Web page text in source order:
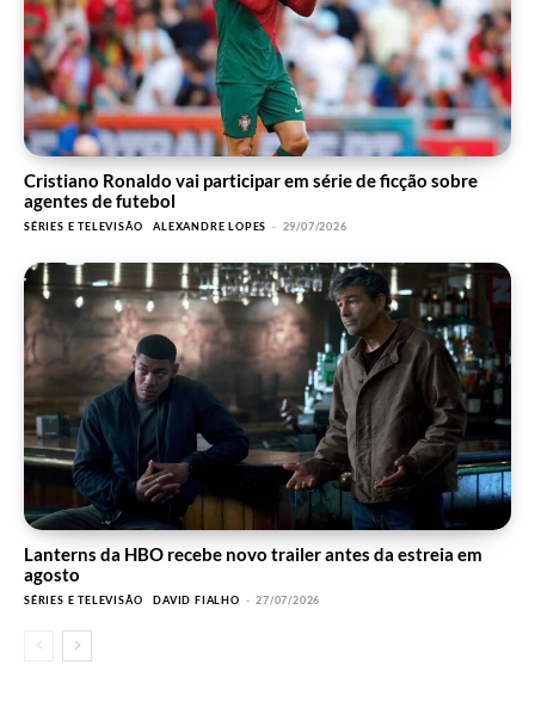
Cristiano Ronaldo vai participar em série de ficção sobre
agentes de futebol
SÉRIES E TELEVISÃO ALEXANDRE LOPES - 29/07/2026
Lanterns da HBO recebe novo trailer antes da estreia em
agosto
SÉRIES E TELEVISÃO DAVID FIALHO - 27/07/2026